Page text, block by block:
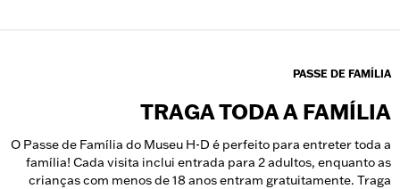
PASSE DE FAMÍLIA
TRAGA TODA A FAMÍLIA
O Passe de Família do Museu H-D é perfeito para entreter toda a
família! Cada visita inclui entrada para 2 adultos, enquanto as
crianças com menos de 18 anos entram gratuitamente. Traga